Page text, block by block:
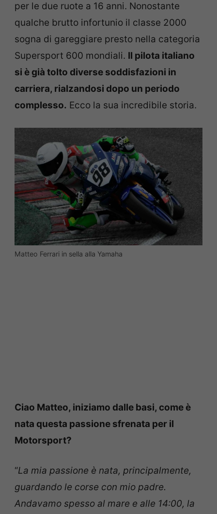
per le due ruote a 16 anni. Nonostante
qualche brutto infortunio il classe 2000
sogna di gareggiare presto nella categoria
Supersport 600 mondiali. Il pilota italiano
si è già tolto diverse soddisfazioni in
carriera, rialzandosi dopo un periodo
complesso. Ecco la sua incredibile storia.
Matteo Ferrari in sella alla Yamaha
Ciao Matteo, iniziamo dalle basi, come è
nata questa passione sfrenata per il
Motorsport?
“La mia passione è nata, principalmente,
guardando le corse con mio padre.
Andavamo spesso al mare e alle 14:00, la